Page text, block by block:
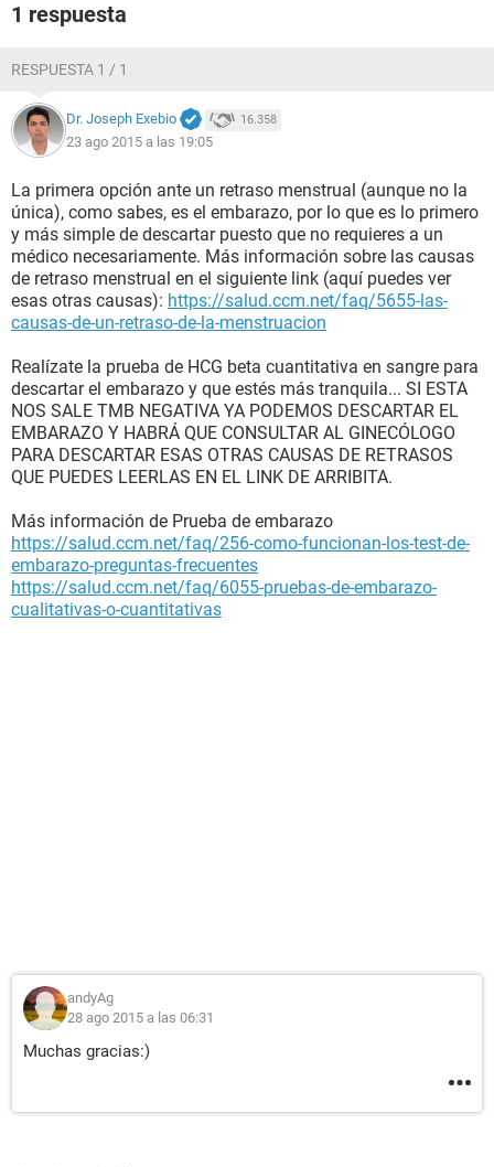
1 respuesta
RESPUESTA 1 / 1
Dr. Joseph Exebio 16.358
23 ago 2015 a las 19:05
La primera opción ante un retraso menstrual (aunque no la
única), como sabes, es el embarazo, por lo que es lo primero
y más simple de descartar puesto que no requieres a un
médico necesariamente. Más información sobre las causas
de retraso menstrual en el siguiente link (aquí puedes ver
esas otras causas): https://salud.ccm.net/faq/5655-las-
causas-de-un-retraso-de-la-menstruacion
Realízate la prueba de HCG beta cuantitativa en sangre para
descartar el embarazo y que estés más tranquila... SI ESTA
NOS SALE TMB NEGATIVA YA PODEMOS DESCARTAR EL
EMBARAZO Y HABRÁ QUE CONSULTAR AL GINECÓLOGO
PARA DESCARTAR ESAS OTRAS CAUSAS DE RETRASOS
QUE PUEDES LEERLAS EN EL LINK DE ARRIBITA.
Más información de Prueba de embarazo
https://salud.ccm.net/faq/256-como-funcionan-los-test-de-
embarazo-preguntas-frecuentes
https://salud.ccm.net/faq/6055-pruebas-de-embarazo-
cualitativas-o-cuantitativas
andyAg
28 ago 2015 a las 06:31
Muchas gracias:)